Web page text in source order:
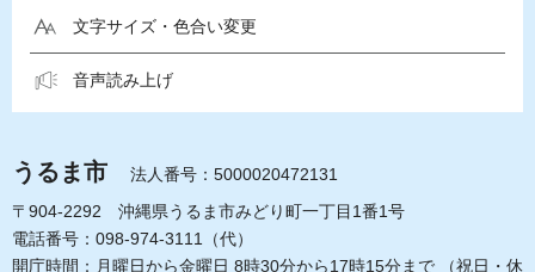
文字サイズ・色合い変更
音声読み上げ
うるま市
法人番号：5000020472131
〒904-2292 沖縄県うるま市みどり町一丁目1番1号
電話番号：098-974-3111（代）
開庁時間：月曜日から金曜日 8時30分から17時15分まで
（祝日・休